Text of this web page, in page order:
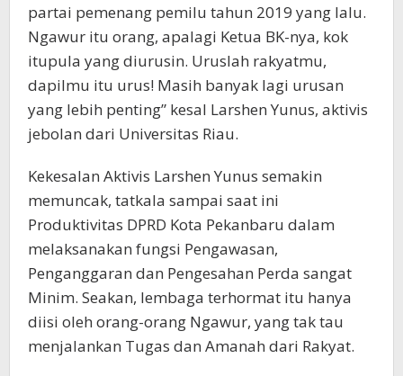
partai pemenang pemilu tahun 2019 yang lalu.
Ngawur itu orang, apalagi Ketua BK-nya, kok
itupula yang diurusin. Uruslah rakyatmu,
dapilmu itu urus! Masih banyak lagi urusan
yang lebih penting” kesal Larshen Yunus, aktivis
jebolan dari Universitas Riau.
Kekesalan Aktivis Larshen Yunus semakin
memuncak, tatkala sampai saat ini
Produktivitas DPRD Kota Pekanbaru dalam
melaksanakan fungsi Pengawasan,
Penganggaran dan Pengesahan Perda sangat
Minim. Seakan, lembaga terhormat itu hanya
diisi oleh orang-orang Ngawur, yang tak tau
menjalankan Tugas dan Amanah dari Rakyat.